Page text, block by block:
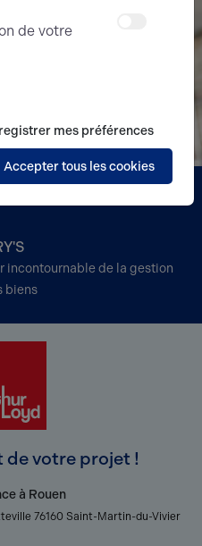
incontournable de la gestion
biens
de votre projet !
à Rouen
76160 Saint-Martin-du-Vivier
de votre
mes préférences
Accepter tous les cookies